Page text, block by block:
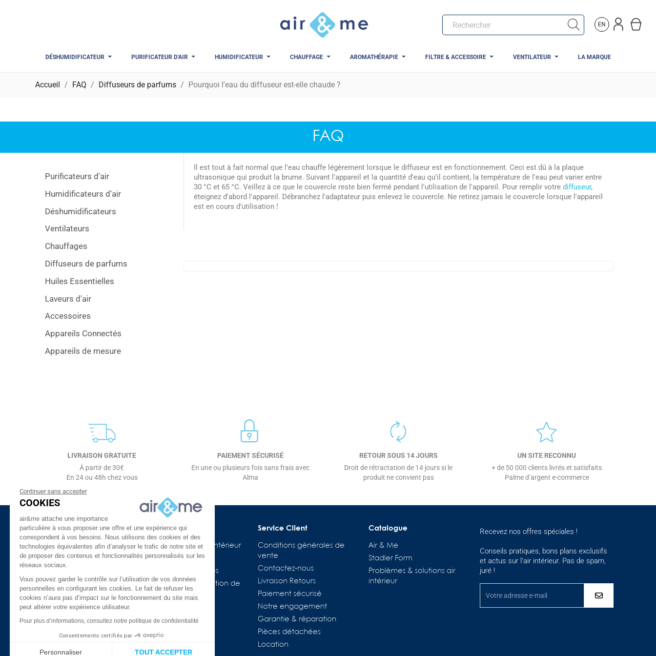
EN
DÉSHUMIDIFICATEUR PURIFICATEUR D'AIR HUMIDIFICATEUR CHAUFFAGE AROMATHÉRAPIE FILTRE & ACCESSOIRE VENTILATEUR LA MARQUE
Accueil FAQ Diffuseurs de parfums Pourquoi l'eau du diffuseur est-elle chaude ?
FAQ
Purificateurs d'air
Humidificateurs d'air
Déshumidificateurs
Ventilateurs
Chauffages
Diffuseurs de parfums
Huiles Essentielles
Laveurs d'air
Accessoires
Appareils Connectés
Appareils de mesure
Il est tout à fait normal que l'eau chauffe légèrement lorsque le diffuseur est en fonctionnement. Ceci est dû à la plaque
ultrasonique qui produit la brume. Suivant l'appareil et la quantité d'eau qu'il contient, la température de l'eau peut varier entre
30 °C et 65 °C. Veillez à ce que le couvercle reste bien fermé pendant l'utilisation de l'appareil. Pour remplir votre diffuseur,
éteignez d'abord l'appareil. Débranchez l'adaptateur puis enlevez le couvercle. Ne retirez jamais le couvercle lorsque l'appareil
est en cours d'utilisation !
LIVRAISON GRATUITE
À partir de 30€
En 24 ou 48h chez vous
PAIEMENT SÉCURISÉ
En une ou plusieurs fois sans frais avec
Alma
RETOUR SOUS 14 JOURS
Droit de rétractation de 14 jours si le
produit ne convient pas
UN SITE RECONNU
+ de 50 000 clients livrés et satisfaits
Palme d’argent e-commerce
à propos d'air&me
La société
Air&me dans la presse
Avis Clients ★★★★★
Qui sommes-nous ?
Mentions légales
Confidentialité et données
personnelles
Besoin d'aide ?
Nos guides de l'air intérieur
Lexique
Appareils connectés
COVID-19 & purification de
Meilleures ventes
FAQ
Service Client
Conditions générales de
vente
Contactez-nous
Livraison Retours
Paiement sécurisé
Notre engagement
Garantie & réparation
Pièces détachées
Location
Catalogue
Air & Me
Stadler Form
Problèmes & solutions air
intérieur
Recevez nos offres spéciales !
Conseils pratiques, bons plans exclusifs
et actus sur l’air intérieur. Pas de spam,
juré !
Continuer sans accepter
COOKIES
air&me attache une importance
particulière à vous proposer une offre et une expérience qui
correspondent à vos besoins. Nous utilisons des cookies et des
technologies équivalentes afin d’analyser le trafic de notre site et
de proposer des contenus et fonctionnalités personnalisés sur les
réseaux sociaux.
Vous pouvez garder le contrôle sur l’utilisation de vos données
personnelles en configurant les cookies. Le fait de refuser les
cookies n’aura pas d’impact sur le fonctionnement du site mais
peut altérer votre expérience utilisateur.
Pour plus d’informations, consultez notre politique de confidentialité
Consentements certifiés par
Personnaliser TOUT ACCEPTER